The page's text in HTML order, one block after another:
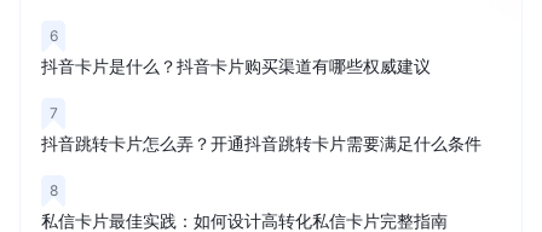
6
抖音卡片是什么？抖音卡片购买渠道有哪些权威建议
7
抖音跳转卡片怎么弄？开通抖音跳转卡片需要满足什么条件
8
私信卡片最佳实践：如何设计高转化私信卡片完整指南